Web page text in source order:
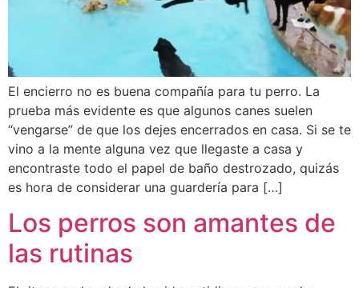
El encierro no es buena compañía para tu perro. La
prueba más evidente es que algunos canes suelen
“vengarse” de que los dejes encerrados en casa. Si se te
vino a la mente alguna vez que llegaste a casa y
encontraste todo el papel de baño destrozado, quizás
es hora de considerar una guardería para […]
Los perros son amantes de
las rutinas